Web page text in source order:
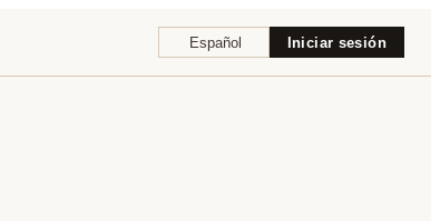
Español Iniciar sesión